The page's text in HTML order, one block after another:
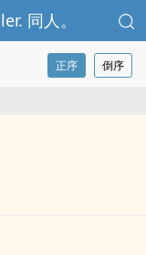
同‎‎人‍‎。
正序 倒序